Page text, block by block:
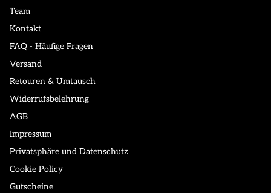
Team
Kontakt
FAQ - Häufige Fragen
Versand
Retouren & Umtausch
Widerrufsbelehrung
AGB
Impressum
Privatsphäre und Datenschutz
Cookie Policy
Gutscheine